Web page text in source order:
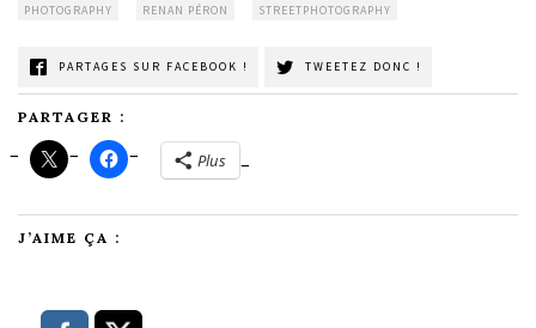
PHOTOGRAPHY RENAN PÉRON STREETPHOTOGRAPHY
PARTAGES SUR FACEBOOK ! TWEETEZ DONC !
PARTAGER :
Plus
J’AIME ÇA :